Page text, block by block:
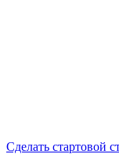
Сделать стартовой